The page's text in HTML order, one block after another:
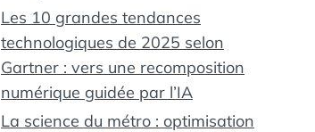
Les 10 grandes tendances
technologiques de 2025 selon
Gartner : vers une recomposition
numérique guidée par l’IA
La science du métro : optimisation